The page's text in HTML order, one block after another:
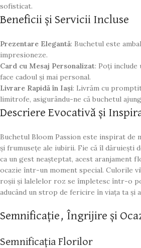
sofisticat.
Beneficii și Servicii Incluse
Prezentare Elegantă: Buchetul este
impresioneze.
Card cu Mesaj Personalizat: Poți include
face cadoul și mai personal.
Livrare Rapidă în Iași: Livrăm cu
limitrofe, asigurându-ne că buchetul
Descriere Evocativă și
Buchetul Bloom Passion este inspirat de
și frumusețe ale iubirii. Fie că îl dăruiești
ca un gest neașteptat, acest aranjament
ocazie într-un moment special. Culorile
roșii și lalelelor roz se împletesc într-o
aducând un strop de fericire în viața ta și
Semnificație, Îngrijire și
Semnificația Florilor